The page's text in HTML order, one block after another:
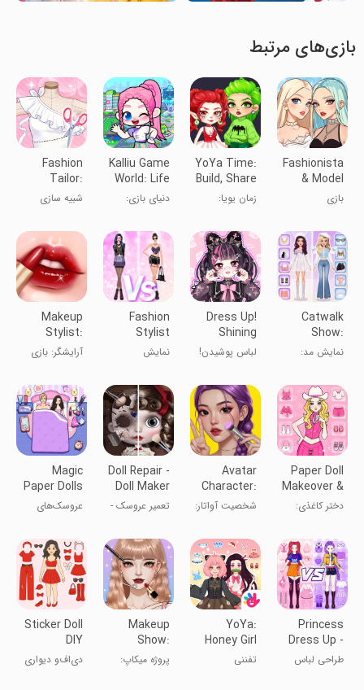
بازی‌های مرتبط
Fashionista
& Model
Dress Up
بازی
پرنسس مد
YoYa Time:
Build, Share
& Play
زمان یویا:
اشتراک‌گذاری و
بازی
Kalliu Game
World: Life
Story
دنیای بازی:
Fashion
Tailor:
Fashion
Design
شبیه سازی
Catwalk
Show:
Dress Up
نمایش مد:
لباس‌پوشی
Dress Up!
Shining
Anime Star
لباس پوشیدن!
درخشان
Fashion
Stylist
Dress Up
نمایش
Makeup
Stylist:
Makeup
Game
آرایشگر: بازی
Paper Doll
Makeover &
Dress Up
دختر کاغذی:
لباس
Avatar
Character:
Girl Creator
شخصیت آواتار:
Doll Repair -
Doll Maker
تعمیر عروسک -
عروسک
Magic
Paper Dolls
Dress Up
DIY
عروسک‌های
بازی‌های لباس
Princess
Dress Up -
Sweet Doll
طراحی لباس
YoYa:
Honey Girl
Dress Up
تفننی
Makeup
Show:
Makeover
Salon
پروژه میکاپ:
Sticker Doll
DIY
Dressup
Diary
دی‌اف‌و دیواری